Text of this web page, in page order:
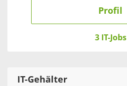
Profil
3 IT-Jobs
IT-Gehälter